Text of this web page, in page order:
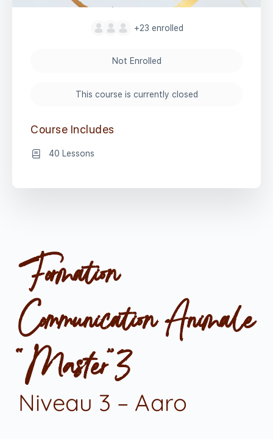
Formation
Communication Animale
“Master”3
Niveau 3 – Aaro
+23 enrolled
Not Enrolled
This course is currently closed
Course Includes
40 Lessons